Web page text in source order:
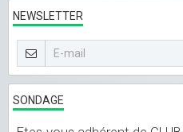
NEWSLETTER
SONDAGE